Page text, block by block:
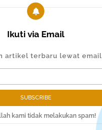
Ikuti via Email
artikel terbaru lewat email
kami tidak melakukan spam!